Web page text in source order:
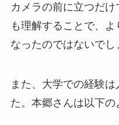
カメラの前に立つだ
も理解することで、
なったのではないでし
また、大学での経験
た。本郷さんは以下の